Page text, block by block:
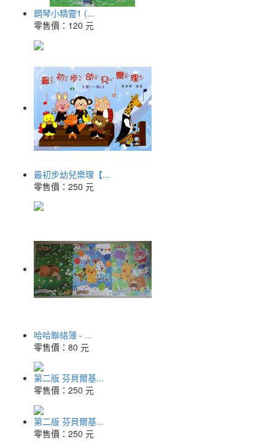
鋼琴小精靈1 (...
零售價： 120 元
最初步幼兒樂理【...
零售價： 250 元
哈哈聯絡簿 - ...
零售價： 80 元
第二版 芬貝爾基...
零售價： 250 元
第二版 芬貝爾基...
零售價： 250 元